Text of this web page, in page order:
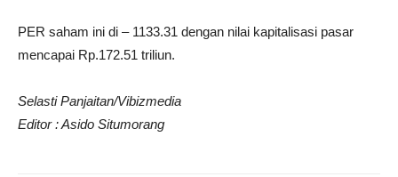
PER saham ini di – 1133.31 dengan nilai kapitalisasi pasar
mencapai Rp.172.51 triliun.
Selasti Panjaitan/Vibizmedia
Editor : Asido Situmorang